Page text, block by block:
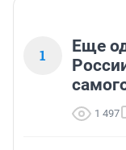
1
Еще
1 497